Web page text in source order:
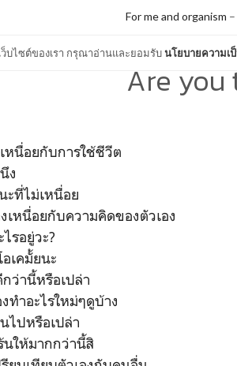
ว็บไซต์ของเรา กรุณาอ่านและยอมรับนโยบายความเ
For me and organism –
Are you
หนื่อยกับการใช้ชีวีต
ง
ะที่ไม่เหนื่อย
เหนื่อยกับความคิดของตัวเอง
รอยู่วะ?
เคมั้ยนะ
ว่านี้หรือเปล่า
ทำอะไรใหม่ๆดูบ้าง
ไปหรือเปล่า
นให้มากกว่านี้สิ